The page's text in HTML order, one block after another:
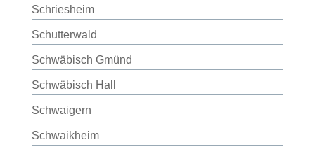
Schriesheim
Schutterwald
Schwäbisch Gmünd
Schwäbisch Hall
Schwaigern
Schwaikheim